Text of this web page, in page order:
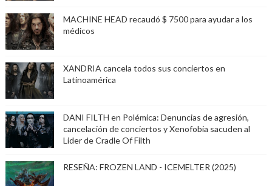
MACHINE HEAD recaudó $ 7500 para ayudar a los
médicos
XANDRIA cancela todos sus conciertos en
Latinoamérica
DANI FILTH en Polémica: Denuncias de agresión,
cancelación de conciertos y Xenofobia sacuden al
Lider de Cradle Of Filth
RESEÑA: FROZEN LAND - ICEMELTER (2025)